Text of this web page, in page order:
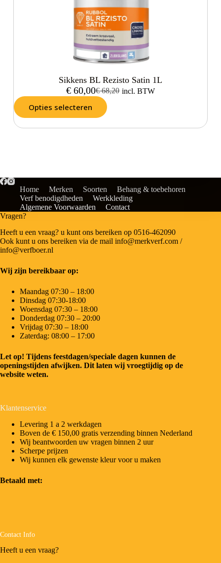
Sikkens BL Rezisto Satin 1L
€68,20
€60,00 incl. BTW
Opties selecteren
Home Merken Soorten
Behang & toebehoren
Verf benodigdheden
Werkkleding
Algemene Voorwaarden
Contact
Vragen?
Heeft u een vraag? u kunt ons bereiken op 0516-462090
Ook kunt u ons bereiken via de mail info@merkverf.com /
info@verfboer.nl
Wij zijn bereikbaar op:
Maandag 07:30 – 18:00
Dinsdag 07:30-18:00
Woensdag 07:30 – 18:00
Donderdag 07:30 – 20:00
Vrijdag 07:30 – 18:00
Zaterdag: 08:00 – 17:00
Let op! Tijdens feestdagen/speciale dagen kunnen de
openingstijden afwijken. Dit laten wij vroegtijdig op de
website weten.
Klantenservice
Levering 1 a 2 werkdagen
Boven de € 150,00 gratis verzending binnen Nederland
Wij beantwoorden uw vragen binnen 2 uur
Scherpe prijzen
Wij kunnen elk gewenste kleur voor u maken
Betaald met:
Contact Info
Heeft u een vraag?